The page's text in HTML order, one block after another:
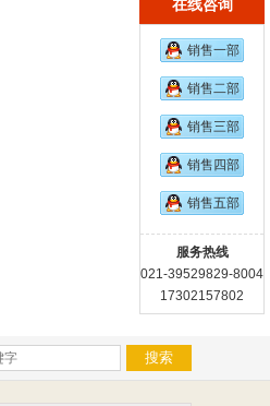
在线咨询
销售一部
销售二部
销售三部
销售四部
销售五部
服务热线
021-39529829-8004
17302157802